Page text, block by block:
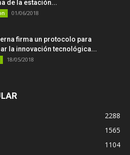
de la estación...
01/06/2018
firma un protocolo para
la innovación tecnológica...
18/05/2018
2288
1565
1104